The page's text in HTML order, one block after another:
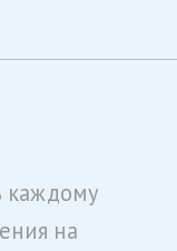
каждому
на